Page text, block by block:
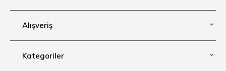
Alışveriş
Kategoriler